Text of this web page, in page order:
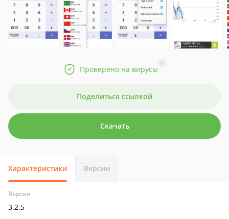
Проверено на вирусы
?
Поделиться ссылкой
Скачать
Характеристики Версии
Версия
3.2.5